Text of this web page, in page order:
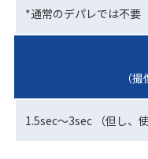
*通常のデパレでは不要
（
1.5sec～3sec （但し、